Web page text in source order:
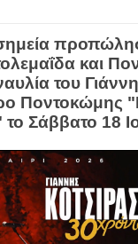
και
του
Ποντοκώμης
Σάββατο 18